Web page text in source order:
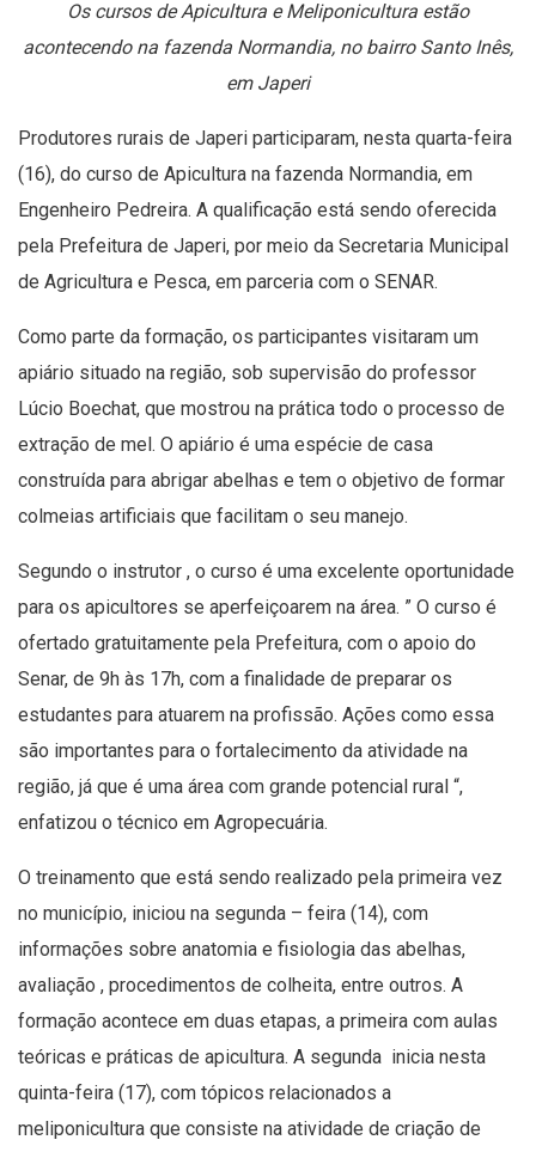
Os cursos de Apicultura e Meliponicultura estão
acontecendo na fazenda Normandia, no bairro Santo Inês,
em Japeri
Produtores rurais de Japeri participaram, nesta quarta-feira
(16), do curso de Apicultura na fazenda Normandia, em
Engenheiro Pedreira. A qualificação está sendo oferecida
pela Prefeitura de Japeri, por meio da Secretaria Municipal
de Agricultura e Pesca, em parceria com o SENAR.
Como parte da formação, os participantes visitaram um
apiário situado na região, sob supervisão do professor
Lúcio Boechat, que mostrou na prática todo o processo de
extração de mel. O apiário é uma espécie de casa
construída para abrigar abelhas e tem o objetivo de formar
colmeias artificiais que facilitam o seu manejo.
Segundo o instrutor , o curso é uma excelente oportunidade
para os apicultores se aperfeiçoarem na área. ” O curso é
ofertado gratuitamente pela Prefeitura, com o apoio do
Senar, de 9h às 17h, com a finalidade de preparar os
estudantes para atuarem na profissão. Ações como essa
são importantes para o fortalecimento da atividade na
região, já que é uma área com grande potencial rural “,
enfatizou o técnico em Agropecuária.
O treinamento que está sendo realizado pela primeira vez
no município, iniciou na segunda – feira (14), com
informações sobre anatomia e fisiologia das abelhas,
avaliação , procedimentos de colheita, entre outros. A
formação acontece em duas etapas, a primeira com aulas
teóricas e práticas de apicultura. A segunda inicia nesta
quinta-feira (17), com tópicos relacionados a
meliponicultura que consiste na atividade de criação de